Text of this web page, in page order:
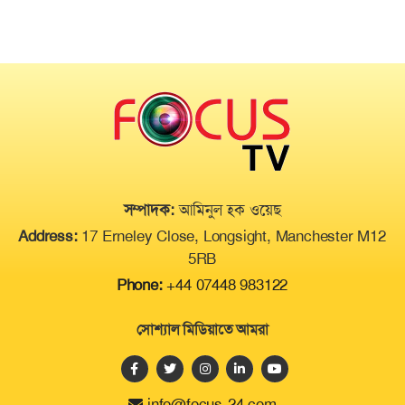
হলো মুকুট
সম্পাদক:আমিনুল হক ওয়েছ
Address:17 Erneley Close, Longsight, Manchester M12
5RB
Phone:+44 07448 983122
সোশ্যাল মিডিয়াতে আমরা